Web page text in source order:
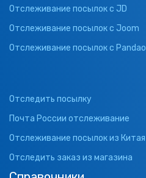
Отслеживание посылок с JD
Отслеживание посылок с Joom
Отслеживание посылок с Pandao
Отследить посылку
Почта России отслеживание
Отслеживание посылок из Китая
Отследить заказ из магазина